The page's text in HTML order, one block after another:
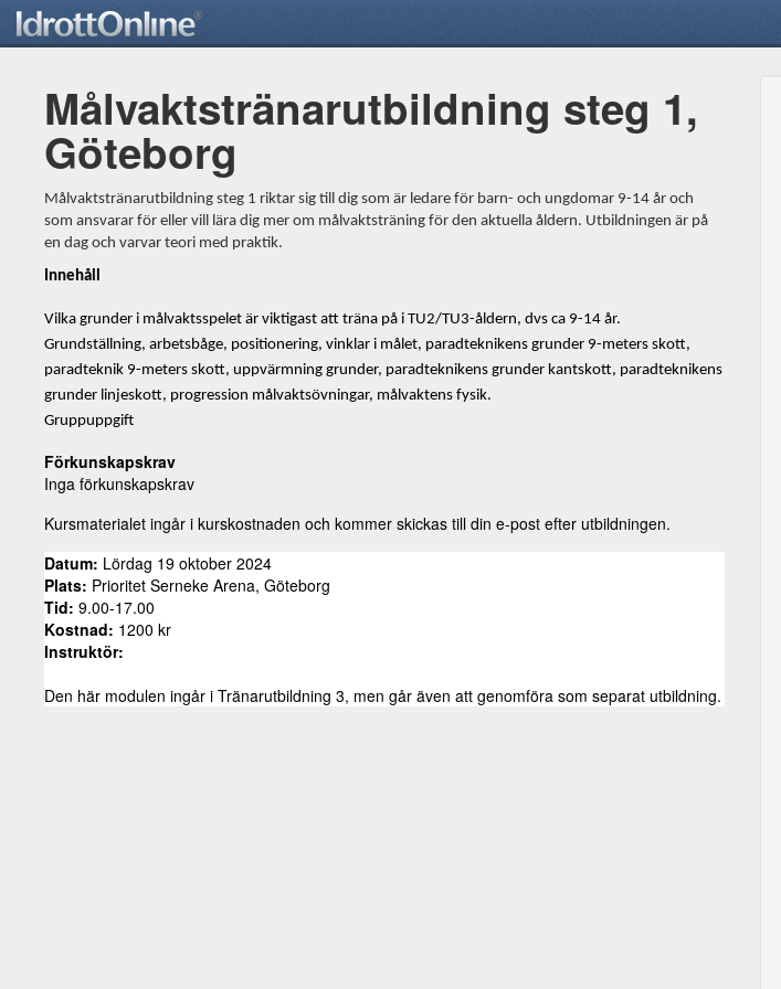
Målvaktstränarutbildning steg 1,
Göteborg
Målvaktstränarutbildning steg 1 riktar sig till dig som är ledare för barn- och ungdomar 9-14 år och
som ansvarar för eller vill lära dig mer om målvaktsträning för den aktuella åldern. Utbildningen är på
en dag och varvar teori med praktik.
Innehåll
Vilka grunder i målvaktsspelet är viktigast att träna på i TU2/TU3-åldern, dvs ca 9-14 år.
Grundställning, arbetsbåge, positionering, vinklar i målet, paradteknikens grunder 9-meters skott,
paradteknik 9-meters skott, uppvärmning grunder, paradteknikens grunder kantskott, paradteknikens
grunder linjeskott, progression målvaktsövningar, målvaktens fysik.
Gruppuppgift
Förkunskapskrav
Inga förkunskapskrav
Kursmaterialet ingår i kurskostnaden och kommer skickas till din e-post efter utbildningen.
Datum: Lördag 19 oktober 2024
Plats: Prioritet Serneke Arena, Göteborg
Tid: 9.00-17.00
Kostnad: 1200 kr
Instruktör:
Den här modulen ingår i Tränarutbildning 3, men går även att genomföra som separat utbildning.